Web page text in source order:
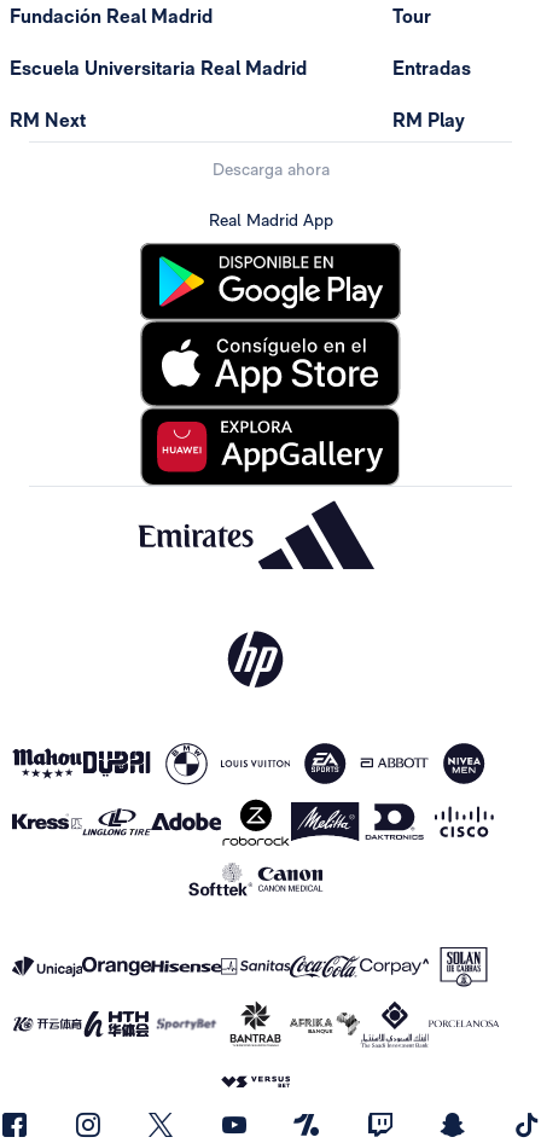
Fundación Real Madrid
Escuela Universitaria Real Madrid
RM Next
Tour
Entradas
RM Play
Descarga ahora
Real Madrid App